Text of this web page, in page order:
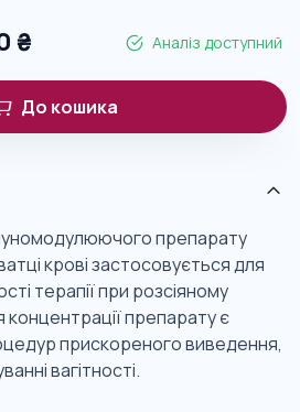
₴ Аналіз доступний
До кошика
препарату
крові застосовується для
терапії при розсіяному
концентрації препарату є
прискореного виведення,
вагітності.